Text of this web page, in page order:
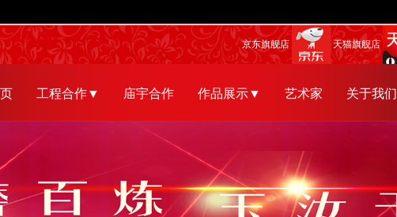
京东旗舰店 天猫旗舰店
工程合作▼ 庙宇合作 作品展示▼ 艺术家 关于我们